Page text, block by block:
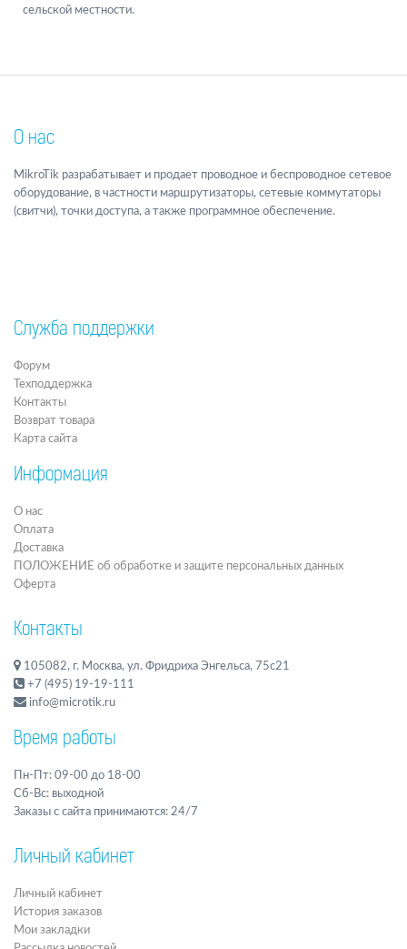
сельской местности.
О нас
MikroTik разрабатывает и продает проводное и беспроводное сетевое
оборудование, в частности маршрутизаторы, сетевые коммутаторы
(свитчи), точки доступа, а также программное обеспечение.
Служба поддержки
Форум
Техподдержка
Контакты
Возврат товара
Карта сайта
Информация
О нас
Оплата
Доставка
ПОЛОЖЕНИЕ об обработке и защите персональных данных
Оферта
Контакты
105082, г. Москва, ул. Фридриха Энгельса, 75с21
+7 (495) 19-19-111
info@microtik.ru
Время работы
Пн-Пт: 09-00 до 18-00
Сб-Вс: выходной
Заказы с сайта принимаются: 24/7
Личный кабинет
Личный кабинет
История заказов
Мои закладки